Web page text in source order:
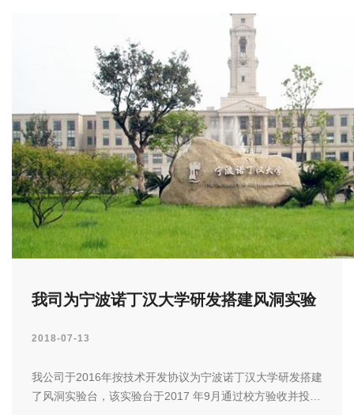
我司为宁波诺丁汉大学研发搭建风洞实验
台通过验收
2018-07-13
我公司于2016年按技术开发协议为宁波诺丁汉大学研发搭建
了风洞实验台，该实验台于2017 年9月通过校方验收并投入